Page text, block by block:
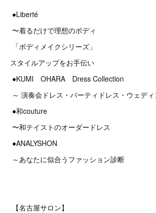
●Liberté
〜着るだけで理想のボディ
「ボディメイクシリーズ」
スタイルアップをお手伝い
●KUMI OHARA Dress Collection
～ 演奏会ドレス・パーティドレス・ウェデ
●和couture
〜和テイストのオーダードレス
●ANALYSHON
～あなたに似合うファッション診断
【名古屋サロン】